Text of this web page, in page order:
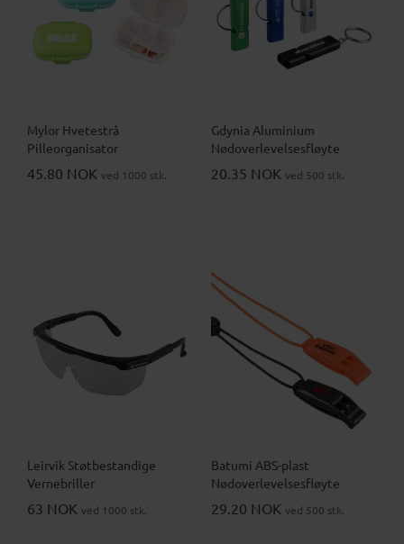
Mylor Hvetestrå
Pilleorganisator
45.80 NOK ved 1000 stk.
Gdynia Aluminium
Nødoverlevelsesfløyte
20.35 NOK ved 500 stk.
Leirvik Støtbestandige
Vernebriller
63 NOK ved 1000 stk.
Batumi ABS-plast
Nødoverlevelsesfløyte
29.20 NOK ved 500 stk.